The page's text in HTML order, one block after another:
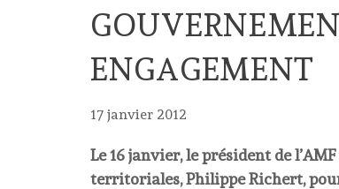
ENGAGEMENT
17 janvier 2012
Le 16 janvier, le président de
territoriales, Philippe Richert,